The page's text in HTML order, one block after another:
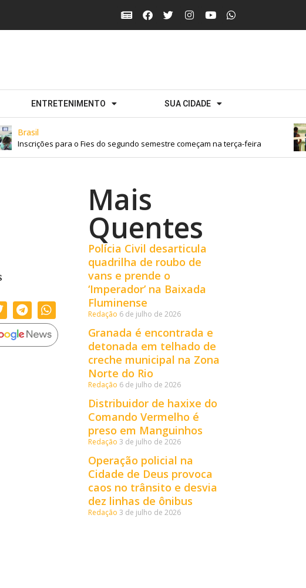
ENTRETENIMENTO SUA CIDADE
Brasil
Inscrições para o Fies do segundo semestre começam na terça-feira
Mais
Quentes
Polícia Civil desarticula
quadrilha de roubo de
vans e prende o
‘Imperador’ na Baixada
Fluminense
Redação 6 de julho de 2026
Granada é encontrada e
detonada em telhado de
creche municipal na Zona
Norte do Rio
Redação 6 de julho de 2026
Distribuidor de haxixe do
Comando Vermelho é
preso em Manguinhos
Redação 3 de julho de 2026
Operação policial na
Cidade de Deus provoca
caos no trânsito e desvia
dez linhas de ônibus
Redação 3 de julho de 2026